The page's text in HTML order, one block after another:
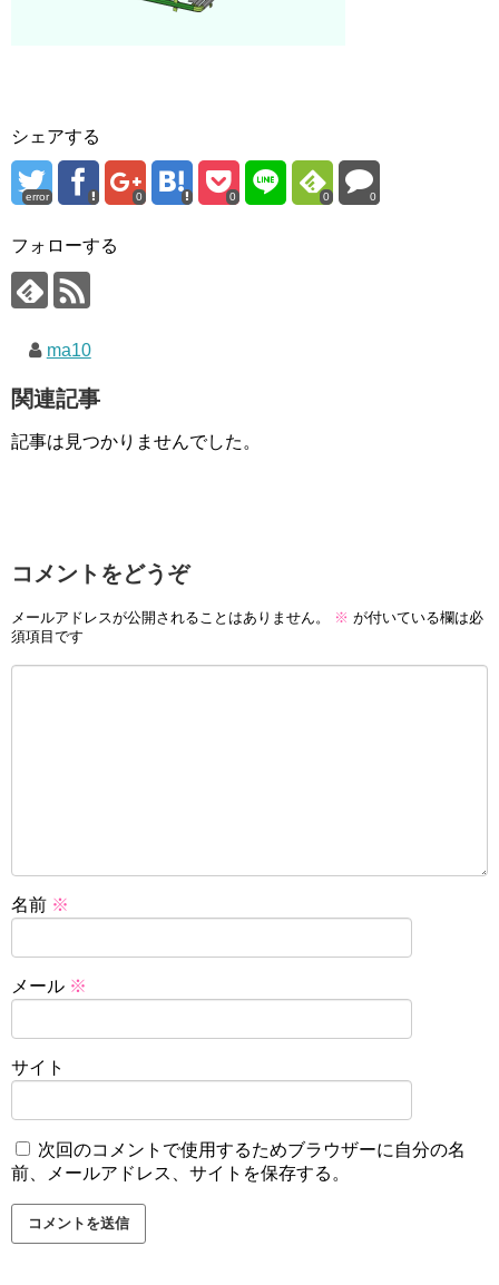
シェアする
error 0 0 0 0
フォローする
ma10
関連記事
記事は見つかりませんでした。
コメントをどうぞ
メールアドレスが公開されることはありません。 ※ が付いている欄は必
須項目です
名前 ※
メール ※
サイト
次回のコメントで使用するためブラウザーに自分の名
前、メールアドレス、サイトを保存する。